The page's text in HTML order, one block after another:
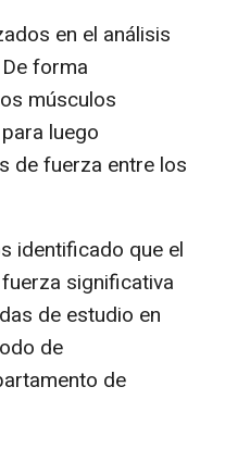
en el análisis
forma
músculos
luego
de fuerza entre los
identificado que el
significativa
de estudio en
de
de